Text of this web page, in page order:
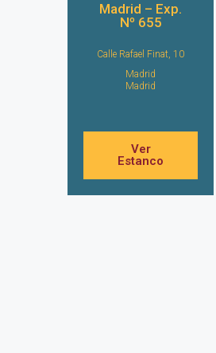
Madrid – Exp.
Nº 655
Calle Rafael Finat, 10
Madrid
Madrid
Ver
Estanco